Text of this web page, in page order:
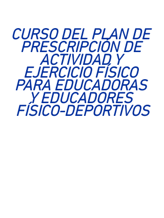
CURSO DEL PLAN DE
PRESCRIPCIÓN DE
ACTIVIDAD Y
EJERCICIO FÍSICO
PARA EDUCADORAS
Y EDUCADORES
FÍSICO-DEPORTIVOS